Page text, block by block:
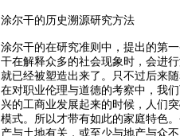
涂尔干的历史溯源研究方法
涂尔干的在研究准则中，提出的第
干在解释众多的社会现象时，会进
就已经被塑造出来了。只不过后来
在对职业伦理与道德的考察中，我
兴的工商业发展起来的时候，人们
模式。所以才带有如此的家庭特色
产与土地有关，或至少与地产与众